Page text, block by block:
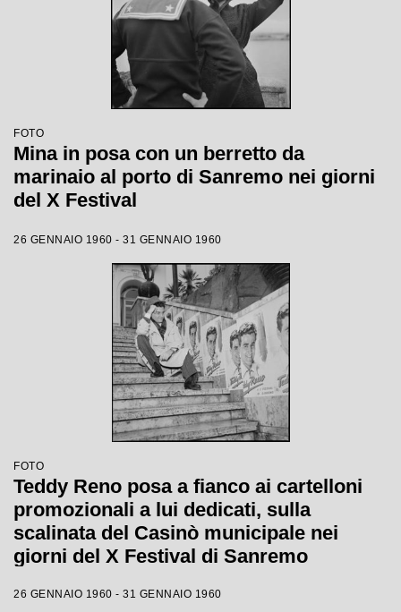
FOTO
Mina in posa con un berretto da
marinaio al porto di Sanremo nei giorni
del X Festival
26 GENNAIO 1960 - 31 GENNAIO 1960
FOTO
Teddy Reno posa a fianco ai cartelloni
promozionali a lui dedicati, sulla
scalinata del Casinò municipale nei
giorni del X Festival di Sanremo
26 GENNAIO 1960 - 31 GENNAIO 1960